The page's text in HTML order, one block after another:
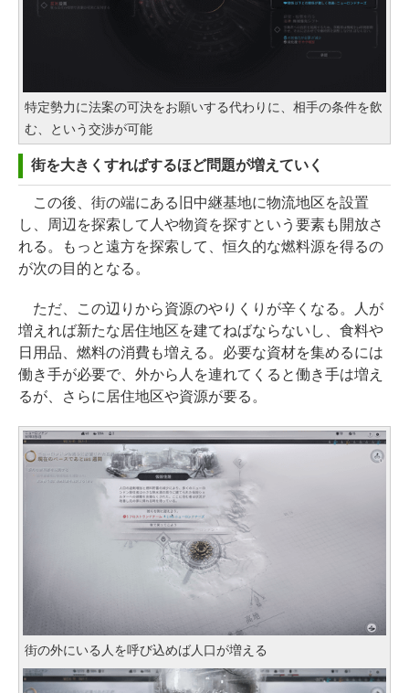
特定勢力に法案の可決をお願いする代わりに、相手の条件を飲
む、という交渉が可能
街を大きくすればするほど問題が増えていく
この後、街の端にある旧中継基地に物流地区を設置
し、周辺を探索して人や物資を探すという要素も開放さ
れる。もっと遠方を探索して、恒久的な燃料源を得るの
が次の目的となる。
ただ、この辺りから資源のやりくりが辛くなる。人が
増えれば新たな居住地区を建てねばならないし、食料や
日用品、燃料の消費も増える。必要な資材を集めるには
働き手が必要で、外から人を連れてくると働き手は増え
るが、さらに居住地区や資源が要る。
街の外にいる人を呼び込めば人口が増える